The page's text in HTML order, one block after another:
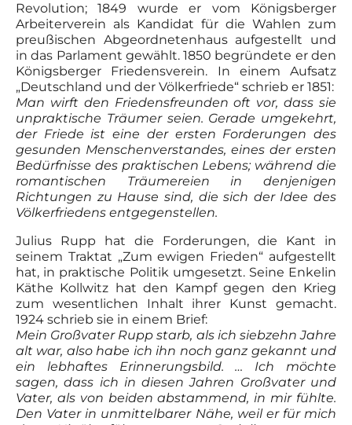
Revolution; 1849 wurde er vom Königsberger
Arbeiterverein als Kandidat für die Wahlen zum
preußischen Abgeordnetenhaus aufgestellt und
in das Parlament gewählt. 1850 begründete er den
Königsberger Friedensverein. In einem Aufsatz
„Deutschland und der Völkerfriede“ schrieb er 1851:
Man wirft den Friedensfreunden oft vor, dass sie
unpraktische Träumer seien. Gerade umgekehrt,
der Friede ist eine der ersten Forderungen des
gesunden Menschenverstandes, eines der ersten
Bedürfnisse des praktischen Lebens; während die
romantischen Träumereien in denjenigen
Richtungen zu Hause sind, die sich der Idee des
Völkerfriedens entgegenstellen.
Julius Rupp hat die Forderungen, die Kant in
seinem Traktat „Zum ewigen Frieden“ aufgestellt
hat, in praktische Politik umgesetzt. Seine Enkelin
Käthe Kollwitz hat den Kampf gegen den Krieg
zum wesentlichen Inhalt ihrer Kunst gemacht.
1924 schrieb sie in einem Brief:
Mein Großvater Rupp starb, als ich siebzehn Jahre
alt war, also habe ich ihn noch ganz gekannt und
ein lebhaftes Erinnerungsbild. … Ich möchte
sagen, dass ich in diesen Jahren Großvater und
Vater, als von beiden abstammend, in mir fühlte.
Den Vater in unmittelbarer Nähe, weil er für mich